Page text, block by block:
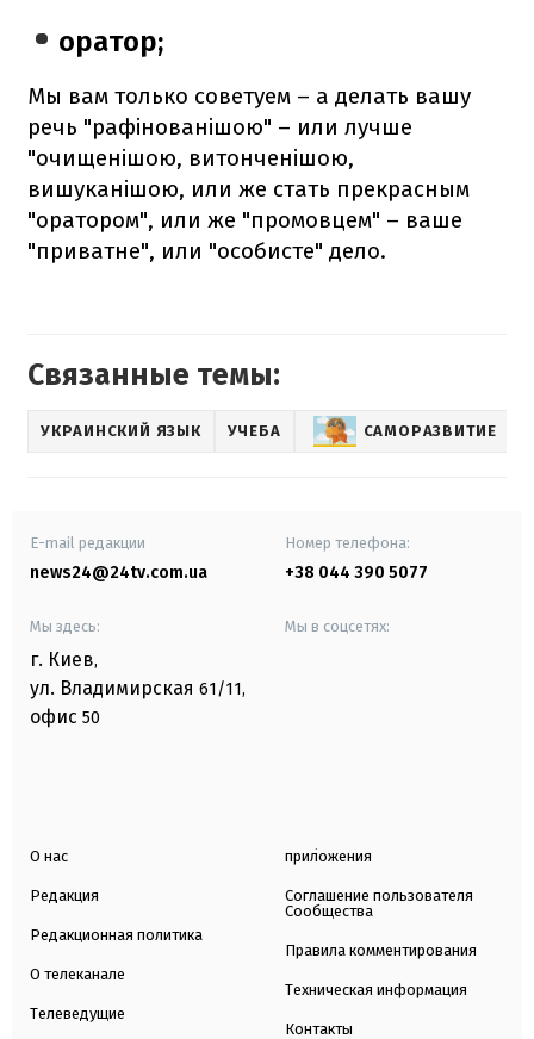
оратор;
Мы вам только советуем – а делать вашу
речь "рафінованішою" – или лучше
"очищенішою, витонченішою,
вишуканішою, или же стать прекрасным
"оратором", или же "промовцем" – ваше
"приватне", или "особисте" дело.
Связанные темы:
УКРАИНСКИЙ ЯЗЫК УЧЕБА САМОРАЗВИТИЕ
E-mail редакции
news24@24tv.com.ua
Номер телефона:
+38 044 390 5077
Мы здесь:
г. Киев,
ул. Владимирская 61/11,
офис 50
Мы в соцсетях:
О нас
Редакция
Редакционная политика
О телеканале
Телеведущие
приложения
Соглашение пользователя
Сообщества
Правила комментирования
Техническая информация
Контакты